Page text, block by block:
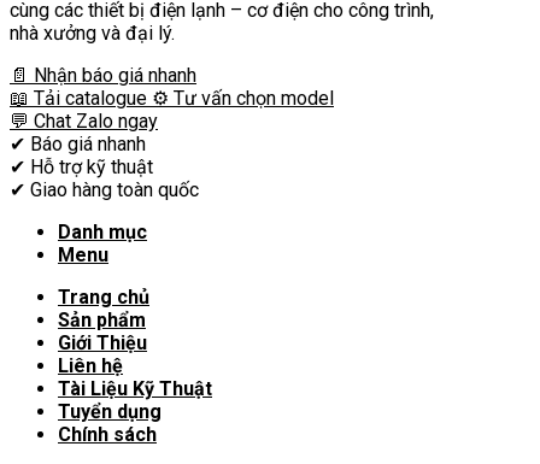
cùng các thiết bị điện lạnh – cơ điện cho công trình,
nhà xưởng và đại lý.
📄 Nhận báo giá nhanh
📖 Tải catalogue ⚙️ Tư vấn chọn model
💬 Chat Zalo ngay
✔ Báo giá nhanh
✔ Hỗ trợ kỹ thuật
✔ Giao hàng toàn quốc
Danh mục
Menu
Trang chủ
Sản phẩm
Giới Thiệu
Liên hệ
Tài Liệu Kỹ Thuật
Tuyển dụng
Chính sách